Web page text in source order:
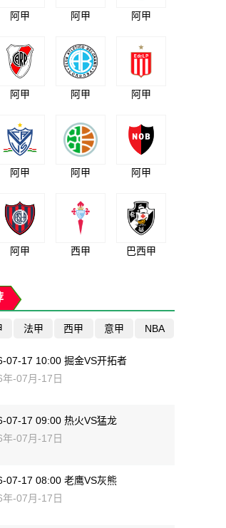
阿甲 阿甲 阿甲
阿甲 阿甲 阿甲
阿甲 阿甲 阿甲
阿甲 西甲 巴西甲
法甲 西甲 意甲 NBA
07-17 10:00 掘金VS开拓者
年-07月-17日
07-17 09:00 热火VS猛龙
-07月-17日
07-17 08:00 老鹰VS灰熊
-07月-17日